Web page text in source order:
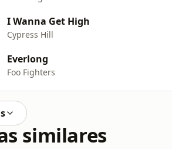
I Wanna Get High
Cypress Hill
Everlong
Foo Fighters
similares